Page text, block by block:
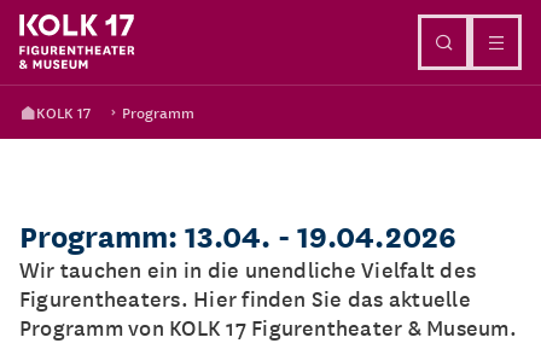
KOLK 17 Programm
Programm: 13.04. - 19.04.2026
Wir tauchen ein in die unendliche Vielfalt des
Figurentheaters. Hier finden Sie das aktuelle
Programm von KOLK 17 Figurentheater & Museum.